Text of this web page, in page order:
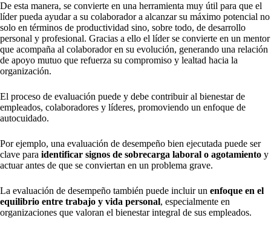
De esta manera, se convierte en una herramienta muy útil para que el
líder pueda ayudar a su colaborador a alcanzar su máximo potencial no
solo en términos de productividad sino, sobre todo, de desarrollo
personal y profesional. Gracias a ello el líder se convierte en un mentor
que acompaña al colaborador en su evolución, generando una relación
de apoyo mutuo que refuerza su compromiso y lealtad hacia la
organización.
El proceso de evaluación puede y debe contribuir al bienestar de
empleados, colaboradores y líderes, promoviendo un enfoque de
autocuidado.
Por ejemplo, una evaluación de desempeño bien ejecutada puede ser
clave para identificar signos de sobrecarga laboral o agotamiento y
actuar antes de que se conviertan en un problema grave.
La evaluación de desempeño también puede incluir un enfoque en el
equilibrio entre trabajo y vida personal, especialmente en
organizaciones que valoran el bienestar integral de sus empleados.